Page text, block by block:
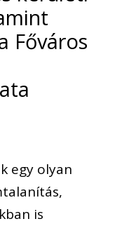
Főváros
egy olyan
is